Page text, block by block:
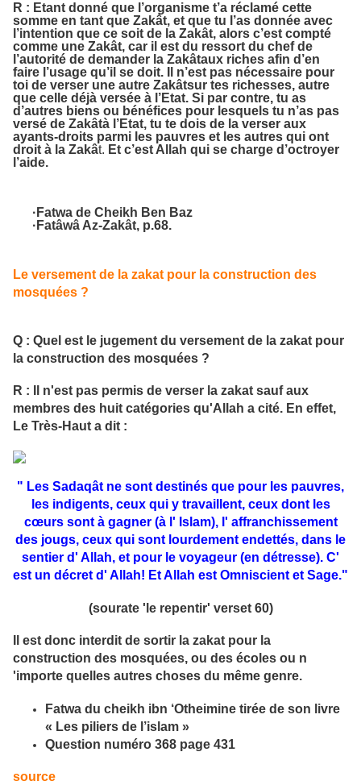
R : Etant donné que l’organisme t’a réclamé cette
somme en tant que Zakât, et que tu l’as donnée avec
l’intention que ce soit de la Zakât, alors c’est compté
comme une Zakât, car il est du ressort du chef de
l’autorité de demander la Zakâtaux riches afin d’en
faire l’usage qu’il se doit. Il n’est pas nécessaire pour
toi de verser une autre Zakâtsur tes richesses, autre
que celle déjà versée à l’Etat. Si par contre, tu as
d’autres biens ou bénéfices pour lesquels tu n’as pas
versé de Zakâtà l’Etat, tu te dois de la verser aux
ayants-droits parmi les pauvres et les autres qui ont
droit à la Zakât. Et c’est Allah qui se charge d’octroyer
l’aide.
· Fatwa de Cheikh Ben Baz
· Fatâwâ Az-Zakât, p.68.
Le versement de la zakat pour la construction des
mosquées ?
Q : Quel est le jugement du versement de la zakat pour
la construction des mosquées ?
R : Il n'est pas permis de verser la zakat sauf aux
membres des huit catégories qu'Allah a cité. En effet,
Le Très-Haut a dit :
" Les Sadaqât ne sont destinés que pour les pauvres,
les indigents, ceux qui y travaillent, ceux dont les
cœurs sont à gagner (à l' Islam), l' affranchissement
des jougs, ceux qui sont lourdement endettés, dans le
sentier d' Allah, et pour le voyageur (en détresse). C'
est un décret d' Allah! Et Allah est Omniscient et Sage."
(sourate 'le repentir' verset 60)
Il est donc interdit de sortir la zakat pour la
construction des mosquées, ou des écoles ou n
'importe quelles autres choses du même genre.
Fatwa du cheikh ibn ‘Otheimine tirée de son livre
« Les piliers de l’islam »
Question numéro 368 page 431
source